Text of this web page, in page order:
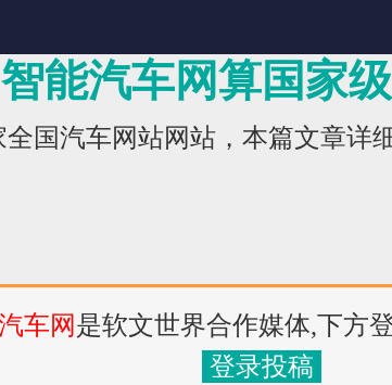
智能汽车网算国家
国汽车网站网站，本篇文章详
车网 是软文世界合作媒体,下方
登录投稿